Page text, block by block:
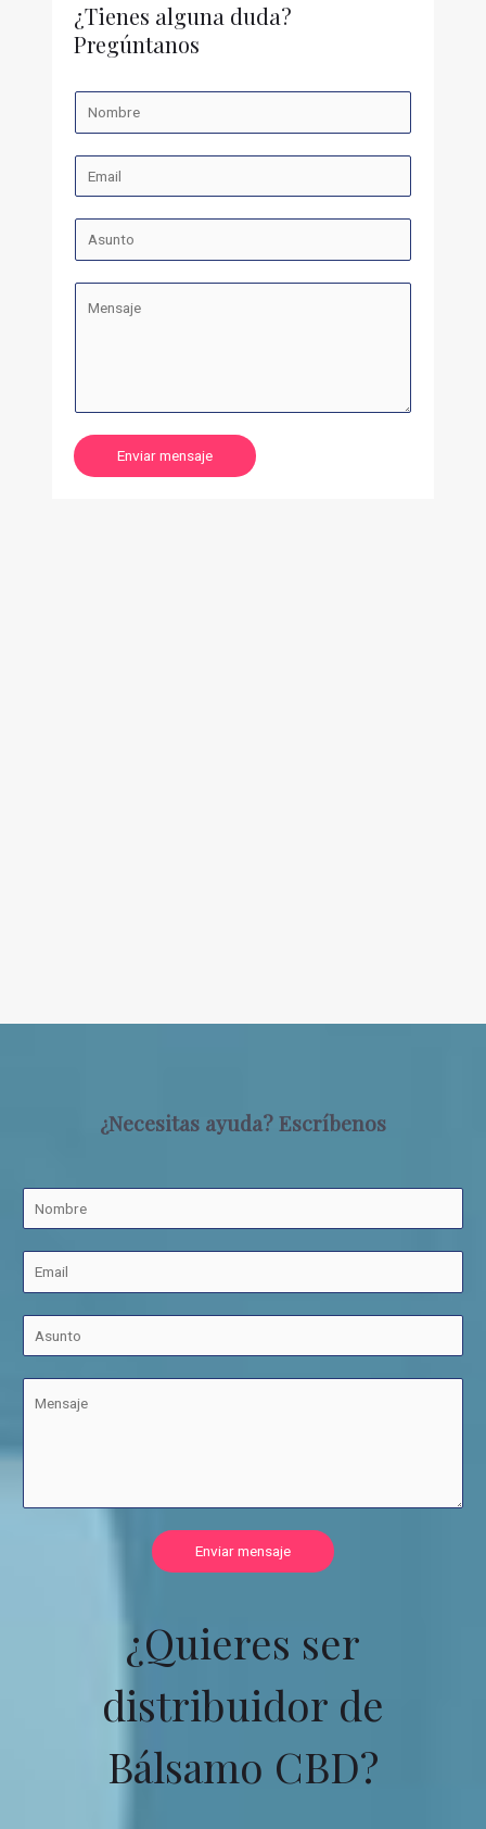
¿Tienes alguna duda?
Pregúntanos
Enviar mensaje
¿Necesitas ayuda? Escríbenos
Enviar mensaje
¿Quieres ser
distribuidor de
Bálsamo CBD?